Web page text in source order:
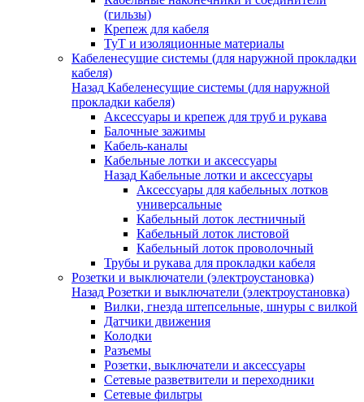
(гильзы)
Крепеж для кабеля
ТуТ и изоляционные материалы
Кабеленесущие системы (для наружной прокладки
кабеля)
Назад Кабеленесущие системы (для наружной
прокладки кабеля)
Аксессуары и крепеж для труб и рукава
Балочные зажимы
Кабель-каналы
Кабельные лотки и аксессуары
Назад Кабельные лотки и аксессуары
Аксессуары для кабельных лотков
универсальные
Кабельный лоток лестничный
Кабельный лоток листовой
Кабельный лоток проволочный
Трубы и рукава для прокладки кабеля
Розетки и выключатели (электроустановка)
Назад Розетки и выключатели (электроустановка)
Вилки, гнезда штепсельные, шнуры с вилкой
Датчики движения
Колодки
Разъемы
Розетки, выключатели и аксессуары
Сетевые разветвители и переходники
Сетевые фильтры